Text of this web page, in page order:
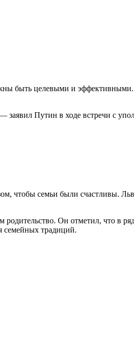
быть целевыми и
Путин в ходе встречи с
чтобы семьи были счастливы.
Он отметил, что в
семейных традиций.